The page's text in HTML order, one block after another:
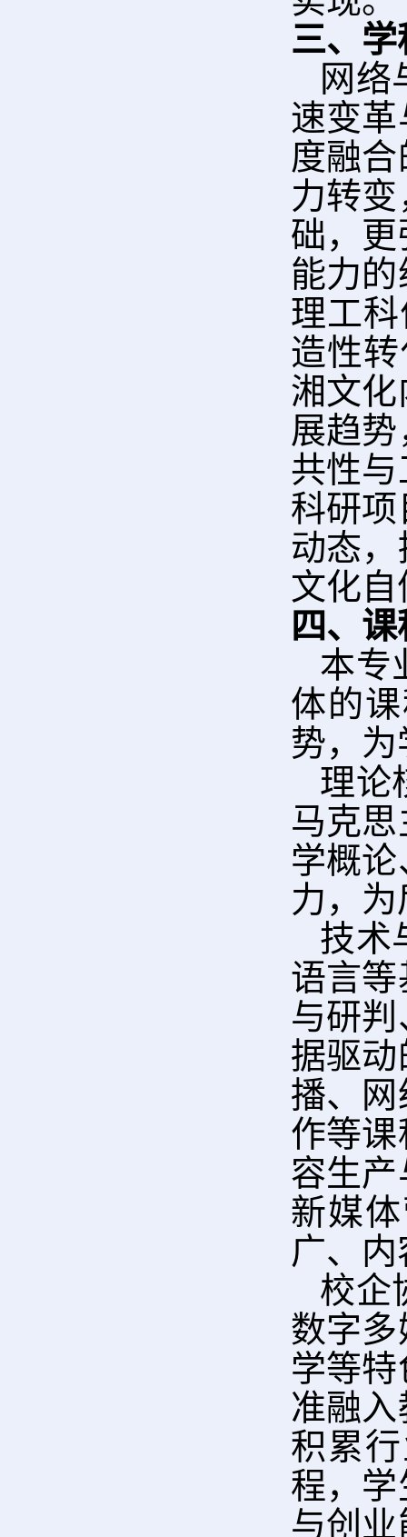
三、
网络
速变
度融
力转
础，
能力
理工
造性
湘文
展趋
共性
科研
动态
文化
四、
本专
体的
势，
理论
马克
学概
力，
技术
语言
与研
据驱
播、
作等
容生
新媒
广、
校企
数字
学等
准融
积累
程，
与创